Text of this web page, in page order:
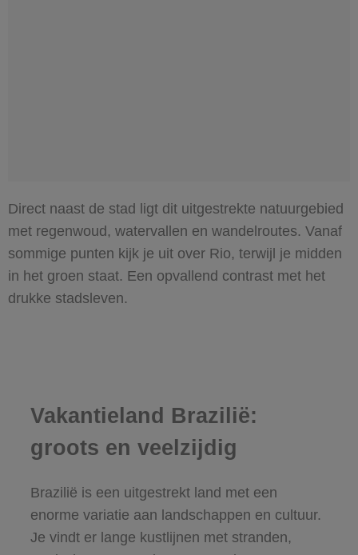
Direct naast de stad ligt dit uitgestrekte natuurgebied
met regenwoud, watervallen en wandelroutes. Vanaf
sommige punten kijk je uit over Rio, terwijl je midden
in het groen staat. Een opvallend contrast met het
drukke stadsleven.
Vakantieland Brazilië:
groots en veelzijdig
Brazilië is een uitgestrekt land met een
enorme variatie aan landschappen en cultuur.
Je vindt er lange kustlijnen met stranden,